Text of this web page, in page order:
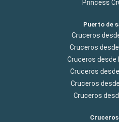
Princess
Puerto de
Cruceros
Cruceros
Cruceros desde
Cruceros
Cruceros
Cruceros